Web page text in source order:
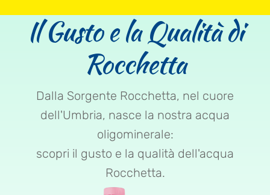
Il Gusto e la Qualità di
Rocchetta
Dalla Sorgente Rocchetta, nel cuore
dell'Umbria, nasce la nostra acqua
oligominerale:
scopri il gusto e la qualità dell'acqua
Rocchetta.